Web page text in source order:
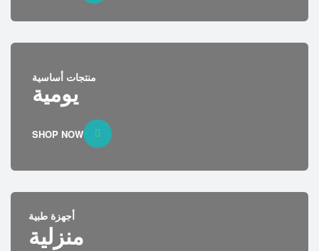
منتجات أساسية
يومية
SHOP NOW
أجهزة طبية
منزلية